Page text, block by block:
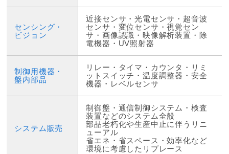
センシング・
ビジョン
近接センサ・光電センサ・超音波
センサ・変位センサ・視覚セン
サ・画像認識・映像解析装置・除
電機器・UV照射器
制御用機器・
盤内部品
リレー・タイマ・カウンタ・リミ
ットスイッチ・温度調整器・安全
機器・レベルセンサ
システム販売
制御盤・通信制御システム・検査
装置などのシステム全般
部品老朽化や生産中止に伴うリニ
ューアル
省エネ・省スペース・効率化など
環境に考慮したリプレース